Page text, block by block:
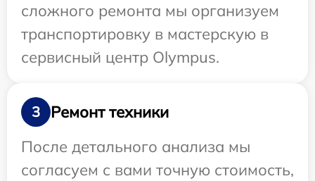
сложного ремонта мы организуем
транспортировку в мастерскую в
сервисный центр Olympus.
3
Ремонт техники
После детального анализа мы
согласуем с вами точную стоимость,